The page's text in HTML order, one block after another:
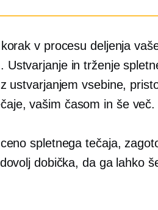
v procesu deljenja
Ustvarjanje in trženje
ustvarjanjem vsebine,
vašim časom in še več.
spletnega tečaja,
dobička, da ga lahko